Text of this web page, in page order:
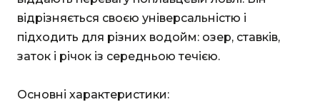
відрізняється своєю універсальністю і
підходить для різних водойм: озер, ставків,
заток і річок із середньою течією.
Основні характеристики: